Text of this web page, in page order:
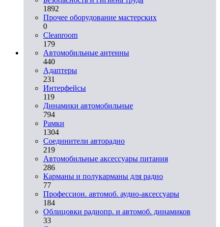
1892
Прочее оборудование мастерских
0
Cleanroom
179
Автомобильные антенны
440
Адаптеры
231
Интерфейсы
119
Динамики автомобильные
794
Рамки
1304
Соединители авторадио
219
Автомобильные аксессуары питания
286
Карманы и полукарманы для радио
77
Профессион. автомоб. аудио-аксессуары
184
Облицовки радиопр. и автомоб. динамиков
33